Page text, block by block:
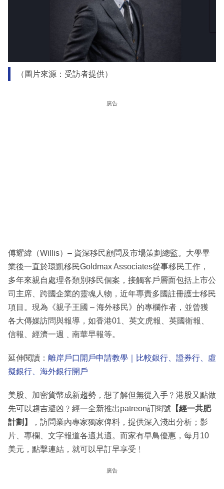
（圖片來源：受訪者提供）
廣告
傅耀緯（Willis）– 資深移民顧問及市場策劃總監。大學畢
業後一直於環凱移民Goldmax Associates從事移民工作，
多年來親自處理各類別移民個案，接觸客戶層面包括上市公
司主席、跨國企業的靈魂人物，近年專責多國註冊護士移民
項目。現為《親子王國 – 海外移民》的專欄作者，並曾獲
各大傳媒訪問與報導，如香港01、英文虎報、英國衛報、
信報、經濟一週﹑南華早報等。
延伸閱讀： 離岸戶口開戶申請教學｜比較銀行、證券行、虛
擬銀行、海外銀行開戶
美股、加密貨幣成新趨勢，想了解但無從入手﹖港股又點做
先可以趨吉避凶﹖經一全新推出patreon訂閱號 【經一共肥
計劃】
，訪問業內專家獨家俾料，提供深入淺出分析；影
片、專欄、文字報道各適其適。而家有早鳥優惠，每月10
美元，點擊連結，就可以早訂早享受﹗
廣告